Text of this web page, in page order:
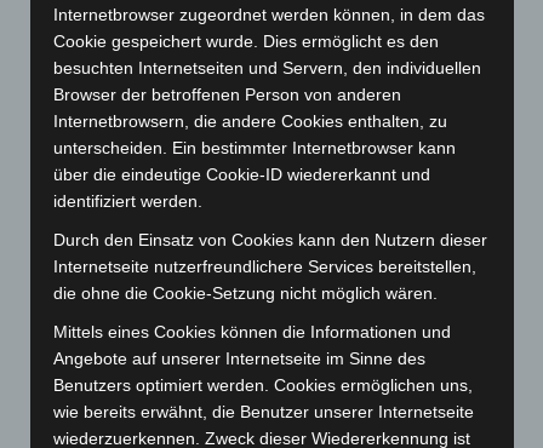
November 2024(94)
Oktober 2024
September 2024(112)
August 2024(107)
Juli 2024 (89)
Juni 2024(107)
Mai 2024(149)
April 2024(102)
Januar 2024 (111)
Dezember 2023(130)
Internetbrowser zugeordnet werden können, in dem das
Cookie gespeichert wurde. Dies ermöglicht es den
besuchten Internetseiten und Servern, den individuellen
Browser der betroffenen Person von anderen
Internetbrowsern, die andere Cookies enthalten, zu
unterscheiden. Ein bestimmter Internetbrowser kann
über die eindeutige Cookie-ID wiedererkannt und
identifiziert werden.
Durch den Einsatz von Cookies kann den Nutzern dieser
Internetseite nutzerfreundlichere Services bereitstellen,
die ohne die Cookie-Setzung nicht möglich wären.
Mittels eines Cookies können die Informationen und
Angebote auf unserer Internetseite im Sinne des
Benutzers optimiert werden. Cookies ermöglichen uns,
wie bereits erwähnt, die Benutzer unserer Internetseite
wiederzuerkennen. Zweck dieser Wiedererkennung ist